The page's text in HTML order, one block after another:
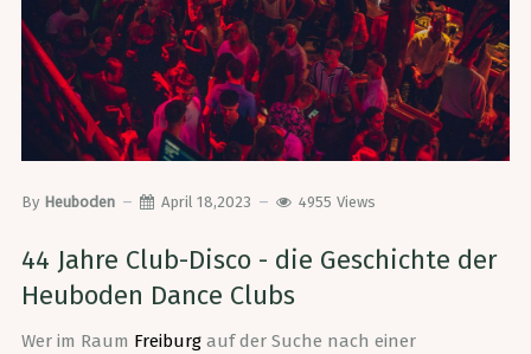
By Heuboden April 18,2023 4955 Views
44 Jahre Club-Disco - die Geschichte der
Heuboden Dance Clubs
Wer im Raum Freiburg auf der Suche nach einer